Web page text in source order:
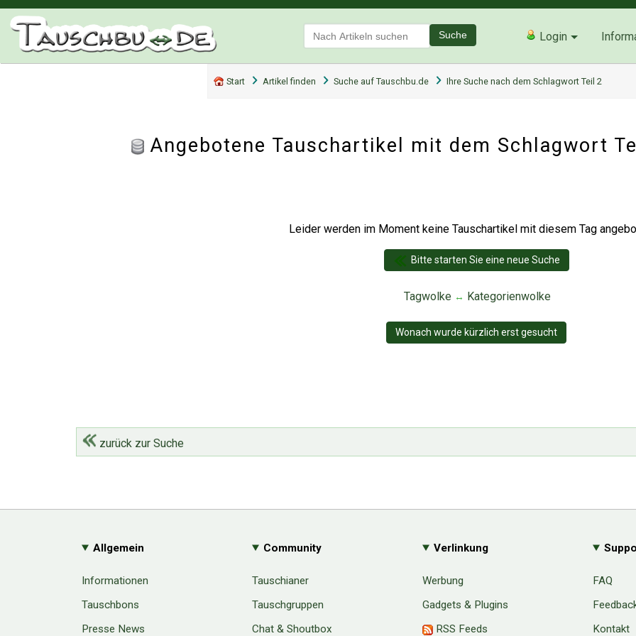
Suche Login
Start Artikel finden Suche auf Tauschbu.de Ihre Suche nach dem Schlagwort Teil 2
Angebotene Tauschartikel mit dem Schlagwort
Leider werden im Moment keine Tauschartikel mit diesem Tag
Bitte starten Sie eine neue Suche
Tagwolke ↔ Kategorienwolke
Wonach wurde kürzlich erst gesucht
zurück zur Suche
Allgemein
Informationen
Tauschbons
Presse News
Community
Tauschianer
Tauschgruppen
Chat & Shoutbox
Verlinkung
Werbung
Gadgets & Plugins
RSS Feeds
FAQ
Kontakt